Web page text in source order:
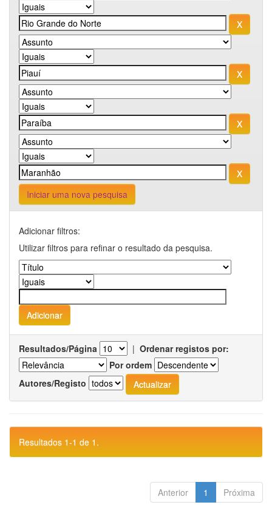
Iniciar uma nova pesquisa
Adicionar filtros:
Utilizar filtros para refinar o resultado da pesquisa.
Resultados/Página | Ordenar registos por:
Por ordem
Autores/Registo
Resultados 1-1 de 1.
Anterior 1 Próxima